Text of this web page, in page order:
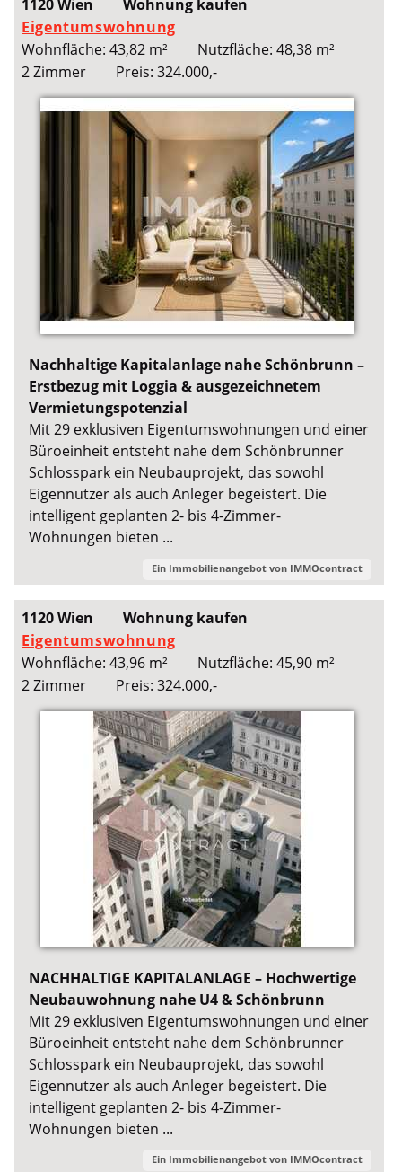
1120 Wien
Wohnung kaufen
Eigentumswohnung
Wohnfläche: 43,82 m²
Nutzfläche: 48,38 m²
2 Zimmer
Preis: 324.000,-
Nachhaltige Kapitalanlage nahe Schönbrunn –
Erstbezug mit Loggia & ausgezeichnetem
Vermietungspotenzial
Mit 29 exklusiven Eigentumswohnungen und einer
Büroeinheit entsteht nahe dem Schönbrunner
Schlosspark ein Neubauprojekt, das sowohl
Eigennutzer als auch Anleger begeistert. Die
intelligent geplanten 2- bis 4-Zimmer-
Wohnungen bieten ...
Ein Immobilienangebot von IMMOcontract
1120 Wien
Wohnung kaufen
Eigentumswohnung
Wohnfläche: 43,96 m²
Nutzfläche: 45,90 m²
2 Zimmer
Preis: 324.000,-
NACHHALTIGE KAPITALANLAGE – Hochwertige
Neubauwohnung nahe U4 & Schönbrunn
Mit 29 exklusiven Eigentumswohnungen und einer
Büroeinheit entsteht nahe dem Schönbrunner
Schlosspark ein Neubauprojekt, das sowohl
Eigennutzer als auch Anleger begeistert. Die
intelligent geplanten 2- bis 4-Zimmer-
Wohnungen bieten ...
Ein Immobilienangebot von IMMOcontract